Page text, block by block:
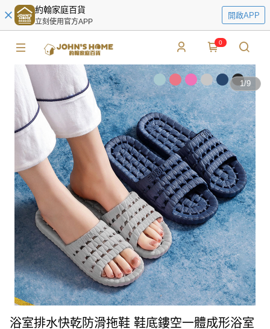
約翰家庭百貨
立刻使用官方APP
開啟APP
0
1/9
浴室排水快乾防滑拖鞋 鞋底鏤空一體成形浴室